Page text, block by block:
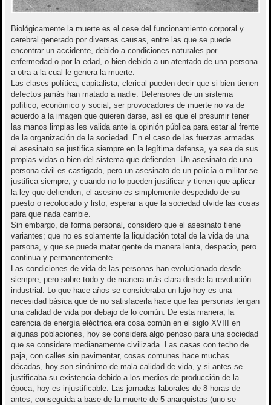
Biológicamente la muerte es el cese del funcionamiento corporal y
cerebral generado por diversas causas, entre las que se puede
encontrar un accidente, debido a condiciones naturales por
enfermedad o por la edad, o bien debido a un atentado de una persona
a otra a la cual le genera la muerte.
Las clases política, capitalista, clerical pueden decir que si bien tienen
defectos jamás han matado a nadie. Defensores de un sistema
político, económico y social, ser provocadores de muerte no va de
acuerdo a la imagen que quieren darse, así es que el presumir tener
las manos limpias les valida ante la opinión pública para estar al frente
de la organización de la sociedad. En el caso de las fuerzas armadas
el asesinato se justifica siempre en la legítima defensa, ya sea de sus
propias vidas o bien del sistema que defienden. Un asesinato de una
persona civil es castigado, pero un asesinato de un policía o militar se
justifica siempre, y cuando no lo pueden justificar y tienen que aplicar
la ley que defienden, el asesino es simplemente despedido de su
puesto o recolocado y listo, esperar a que la sociedad olvide las cosas
para que nada cambie.
Sin embargo, de forma personal, considero que el asesinato tiene
variantes; que no es solamente la liquidación total de la vida de una
persona, y que se puede matar gente de manera lenta, despacio, pero
continua y permanentemente.
Las condiciones de vida de las personas han evolucionado desde
siempre, pero sobre todo y de manera más clara desde la revolución
industrial. Lo que hace años se consideraba un lujo hoy es una
necesidad básica que de no satisfacerla hace que las personas tengan
una calidad de vida por debajo de lo común. De esta manera, la
carencia de energía eléctrica era cosa común en el siglo XVIII en
algunas poblaciones, hoy se considera algo penoso para una sociedad
que se considere medianamente civilizada. Las casas con techo de
paja, con calles sin pavimentar, cosas comunes hace muchas
décadas, hoy son sinónimo de mala calidad de vida, y si antes se
justificaba su existencia debido a los medios de producción de la
época, hoy es injustificable. Las jornadas laborales de 8 horas de
antes, conseguida a base de la muerte de 5 anarquistas (uno se